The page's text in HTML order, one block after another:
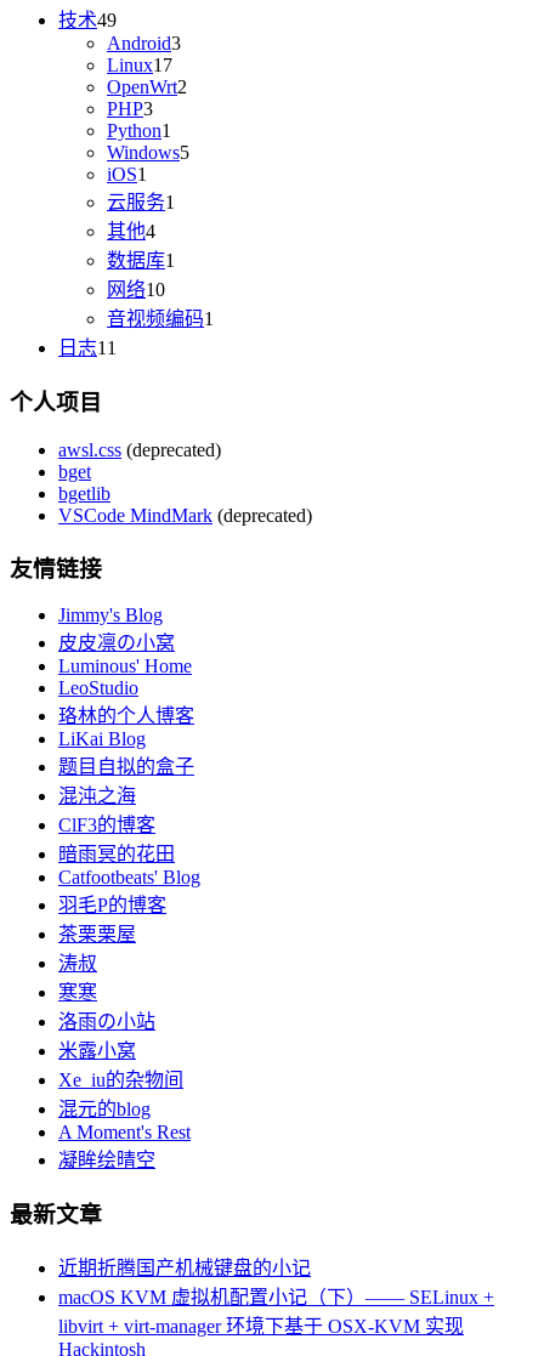
技术49
Android3
Linux17
OpenWrt2
PHP3
Python1
Windows5
iOS1
云服务1
其他4
数据库1
网络10
音视频编码1
日志11
个人项目
awsl.css (deprecated)
bget
bgetlib
VSCode MindMark (deprecated)
友情链接
Jimmy's Blog
皮皮凛の小窝
Luminous' Home
LeoStudio
珞林的个人博客
LiKai Blog
题目自拟的盒子
混沌之海
ClF3的博客
暗雨冥的花田
Catfootbeats' Blog
羽毛P的博客
茶栗栗屋
涛叔
寒寒
洛雨の小站
米露小窝
Xe_iu的杂物间
混元的blog
A Moment's Rest
凝眸绘晴空
最新文章
近期折腾国产机械键盘的小记
macOS KVM 虚拟机配置小记（下）—— SELinux +
libvirt + virt-manager 环境下基于 OSX-KVM 实现
Hackintosh